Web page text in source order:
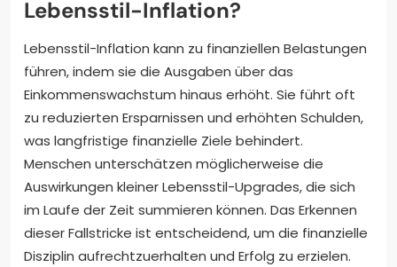
Lebensstil-Inflation?
Lebensstil-Inflation kann zu finanziellen Belastungen
führen, indem sie die Ausgaben über das
Einkommenswachstum hinaus erhöht. Sie führt oft
zu reduzierten Ersparnissen und erhöhten Schulden,
was langfristige finanzielle Ziele behindert.
Menschen unterschätzen möglicherweise die
Auswirkungen kleiner Lebensstil-Upgrades, die sich
im Laufe der Zeit summieren können. Das Erkennen
dieser Fallstricke ist entscheidend, um die finanzielle
Disziplin aufrechtzuerhalten und Erfolg zu erzielen.